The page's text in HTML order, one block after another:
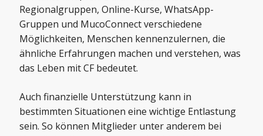
Regionalgruppen, Online-Kurse, WhatsApp-
Gruppen und MucoConnectverschiedene
Möglichkeiten, Menschen kennenzulernen, die
ähnliche Erfahrungen machen und verstehen, was
das Leben mit CF bedeutet.
Auch finanzielle Unterstützungkann in
bestimmten Situationen eine wichtige Entlastung
sein. So können Mitglieder unter anderem bei